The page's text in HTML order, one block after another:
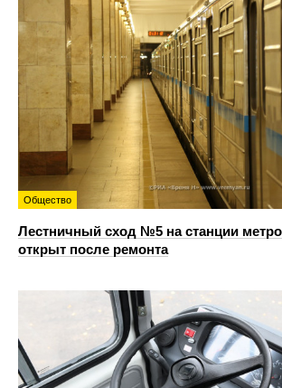
Общество
Лестничный сход №5 на станции
открыт после ремонта